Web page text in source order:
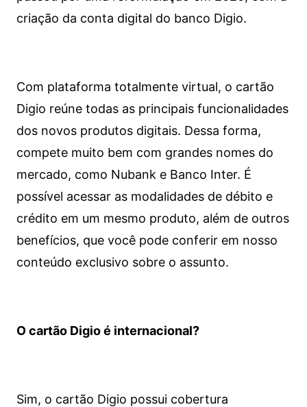
criação da conta digital do banco Digio.
Com plataforma totalmente virtual, o cartão
Digio reúne todas as principais funcionalidades
dos novos produtos digitais. Dessa forma,
compete muito bem com grandes nomes do
mercado, como Nubank e Banco Inter. É
possível acessar as modalidades de débito e
crédito em um mesmo produto, além de outros
benefícios, que você pode conferir em nosso
conteúdo exclusivo sobre o assunto.
O cartão Digio é internacional?
Sim, o cartão Digio possui cobertura